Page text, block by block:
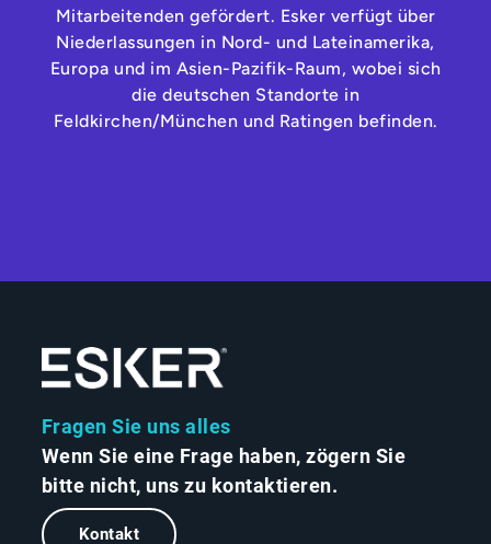
Mitarbeitenden gefördert. Esker verfügt über
Niederlassungen in Nord- und Lateinamerika,
Europa und im Asien-Pazifik-Raum, wobei sich
die deutschen Standorte in
Feldkirchen/München und Ratingen befinden.
Fragen Sie uns alles
Wenn Sie eine Frage haben, zögern Sie
bitte nicht, uns zu kontaktieren.
Kontakt